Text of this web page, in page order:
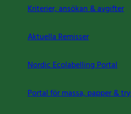
Kriterier, ansökan & avgifter
Aktuella Remisser
Nordic Ecolabelling Portal
Portal för massa, papper &